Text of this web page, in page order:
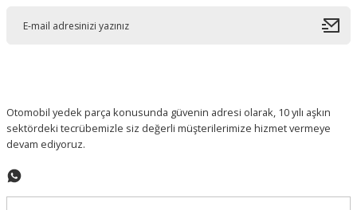
Otomobil yedek parça konusunda güvenin adresi olarak, 10 yılı aşkın
sektördeki tecrübemizle siz değerli müşterilerimize hizmet vermeye
devam ediyoruz.